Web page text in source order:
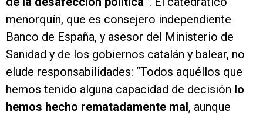
menorquín, que es consejero independiente
Banco de España, y asesor del Ministerio de
Sanidad y de los gobiernos catalán y balear, no
elude responsabilidades: “Todos aquéllos que
hemos tenido alguna capacidad de decisión lo
hemos hecho rematadamente mal, aunque